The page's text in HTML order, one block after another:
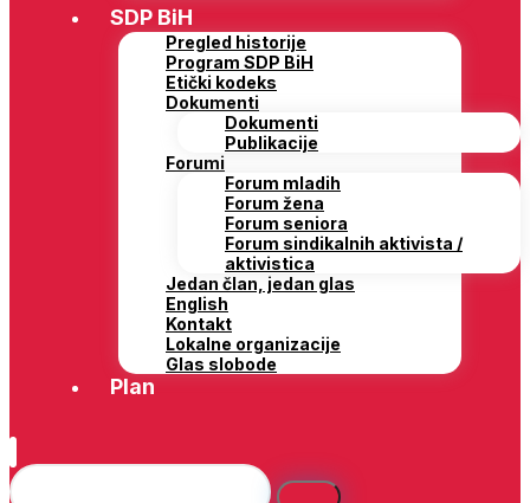
SDP BiH
Pregled historije
Program SDP BiH
Etički kodeks
Dokumenti
Dokumenti
Publikacije
Forumi
Forum mladih
Forum žena
Forum seniora
Forum sindikalnih aktivista /
aktivistica
Jedan član, jedan glas
English
Kontakt
Lokalne organizacije
Glas slobode
Plan